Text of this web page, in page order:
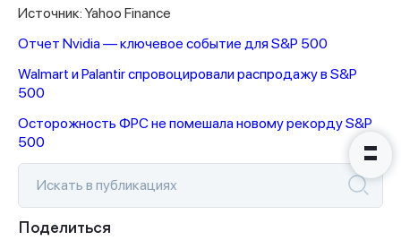
Источник: Yahoo Finance
Отчет Nvidia — ключевое событие для S&P 500
Walmart и Palantir спровоцировали распродажу в S&P
500
Осторожность ФРС не помешала новому рекорду S&P
500
Поделиться
Наши консультанты свяжутся с
вами в ближайшее время